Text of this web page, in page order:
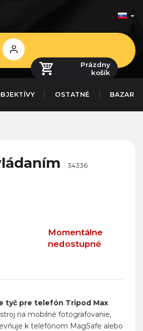
Prázdny
košík
OSTATNÉ BAZAR
34336
Momentálne
nedostupné
tyč pre telefón Tripod Max
na mobilné fotografovanie,
k telefónom MagSafe alebo